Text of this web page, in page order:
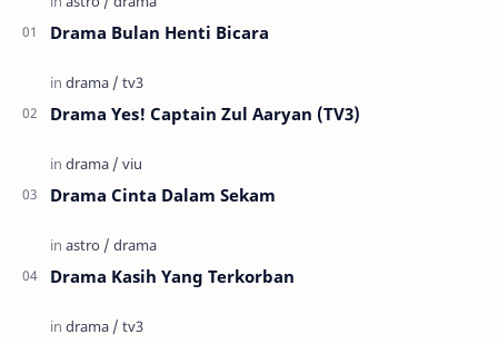
Drama Bulan Henti Bicara
Drama Yes! Captain Zul Aaryan (TV3)
Drama Cinta Dalam Sekam
Drama Kasih Yang Terkorban